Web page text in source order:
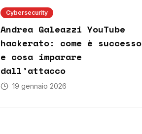
Cybersecurity
Andrea Galeazzi YouTube
hackerato: come è successo
e cosa imparare
dall’attacco
19 gennaio 2026